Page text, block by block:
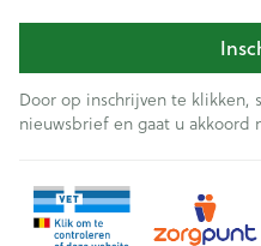
Door op inschrijven te klikken,
nieuwsbrief en gaat u akkoord